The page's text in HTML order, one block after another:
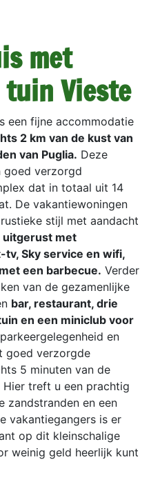
met
Vieste
een fijne accommodatie
2 km van de kust van
van Puglia. Deze
goed verzorgd
dat in totaal uit 14
De vakantiewoningen
stijl met aandacht
uitgerust met
Sky service en wifi,
een barbecue. Verder
van de gezamenlijke
bar, restaurant, drie
en een miniclub voor
en
goed verzorgde
5 minuten van de
treft u een prachtig
zandstranden en een
vakantiegangers is er
op dit kleinschalige
weinig geld heerlijk kunt